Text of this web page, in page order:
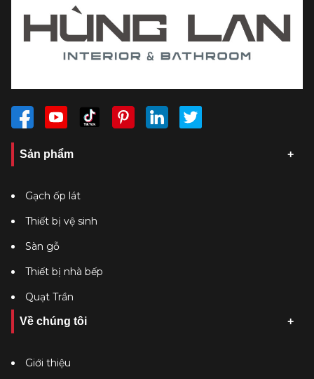
Sản phẩm
Gạch ốp lát
Thiết bị vệ sinh
Sàn gỗ
Thiết bị nhà bếp
Quạt Trần
Về chúng tôi
Giới thiệu